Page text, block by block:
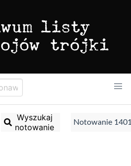
Wyszukaj
notowanie
Notowanie